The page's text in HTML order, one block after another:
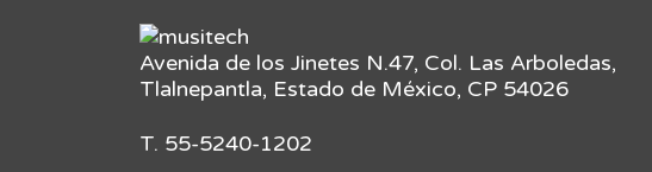
Avenida de los Jinetes N.47, Col. Las Arboledas,
Tlalnepantla, Estado de México, CP 54026
T. 55-5240-1202